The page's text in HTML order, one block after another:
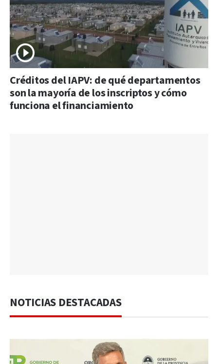
Créditos del IAPV: de qué departamentos
son la mayoría de los inscriptos y cómo
funciona el financiamiento
NOTICIAS DESTACADAS